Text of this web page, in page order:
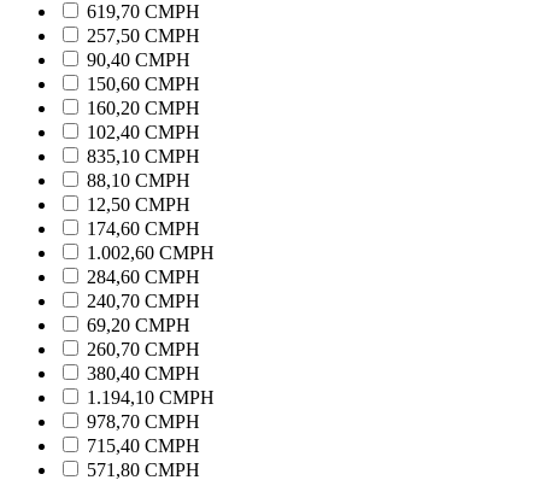
619,70 CMPH
257,50 CMPH
90,40 CMPH
150,60 CMPH
160,20 CMPH
102,40 CMPH
835,10 CMPH
88,10 CMPH
12,50 CMPH
174,60 CMPH
1.002,60 CMPH
284,60 CMPH
240,70 CMPH
69,20 CMPH
260,70 CMPH
380,40 CMPH
1.194,10 CMPH
978,70 CMPH
715,40 CMPH
571,80 CMPH